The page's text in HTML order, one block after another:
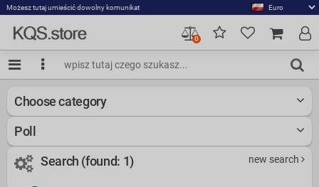
Możesz tutaj umieścić dowolny komunikat
0
Choose category
Poll
Search (found: 1)
new search